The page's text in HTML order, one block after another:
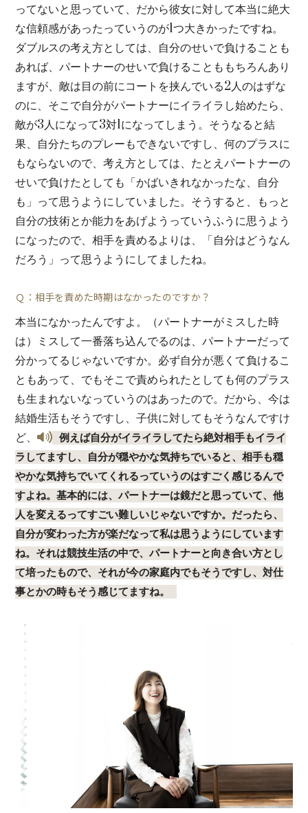
ってないと思っていて、だから彼女に対して本当に絶大
な信頼感があったっていうのが1つ大きかったですね。
ダブルスの考え方としては、自分のせいで負けることも
あれば、パートナーのせいで負けることももちろんあり
ますが、敵は目の前にコートを挟んでいる2人のはずな
のに、そこで自分がパートナーにイライラし始めたら、
敵が3人になって3対1になってしまう。そうなると結
果、自分たちのプレーもできないですし、何のプラスに
もならないので、考え方としては、たとえパートナーの
せいで負けたとしても「かばいきれなかったな、自分
も」って思うようにしていました。そうすると、もっと
自分の技術とか能力をあげようっていうふうに思うよう
になったので、相手を責めるよりは、「自分はどうなん
だろう」って思うようにしてましたね。
Ｑ：相手を責めた時期はなかったのですか？
本当になかったんですよ。（パートナーがミスした時
は）ミスして一番落ち込んでるのは、パートナーだって
分かってるじゃないですか。必ず自分が悪くて負けるこ
ともあって、でもそこで責められたとしても何のプラス
も生まれないなっていうのはあったので。だから、今は
結婚生活もそうですし、子供に対してもそうなんですけ
ど、
例えば自分がイライラしてたら絶対相手もイライ
ラしてますし、自分が穏やかな気持ちでいると、相手も穏
やかな気持ちでいてくれるっていうのはすごく感じるんで
すよね。基本的には、パートナーは鏡だと思っていて、他
人を変えるってすごい難しいじゃないですか。だったら、
自分が変わった方が楽だなって私は思うようにしています
ね。それは競技生活の中で、パートナーと向き合い方とし
て培ったもので、それが今の家庭内でもそうですし、対仕
事とかの時もそう感じてますね。